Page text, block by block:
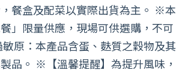
餐盒及配菜以實際出貨為主。 ※本
」限量供應，現場可供選購，不可
原：本產品含蛋、麩質之穀物及其
品。 ※【溫馨提醒】為提升風味，